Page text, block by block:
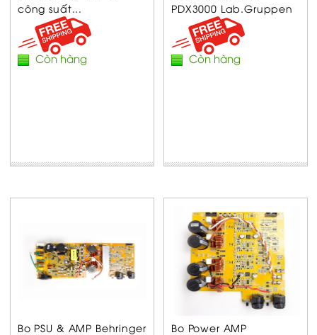
công suất...
Còn hàng
PDX3000 Lab.Gruppen
Còn hàng
Bo PSU & AMP Behringer
Bo Power AMP